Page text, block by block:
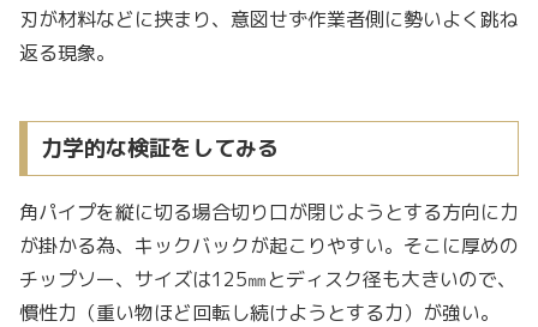
刃が材料などに挟まり、意図せず作業者側に勢いよく跳ね
返る現象。
力学的な検証をしてみる
角パイプを縦に切る場合切り口が閉じようとする方向に力
が掛かる為、キックバックが起こりやすい。そこに厚めの
チップソー、サイズは125㎜とディスク径も大きいので、
慣性力（重い物ほど回転し続けようとする力）が強い。